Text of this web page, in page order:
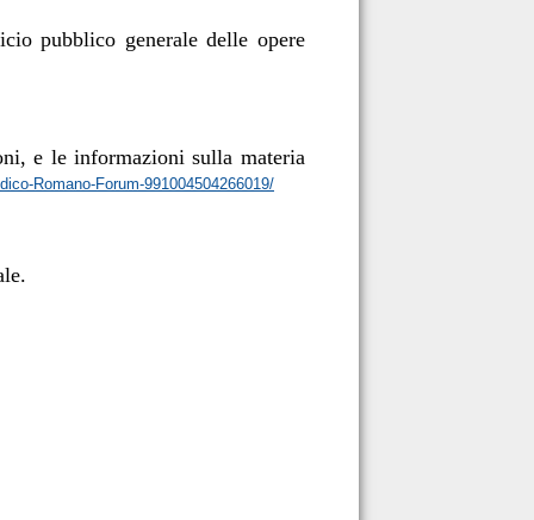
pubblico generale delle opere
e le informazioni sulla materia
Romano-Forum-991004504266019/